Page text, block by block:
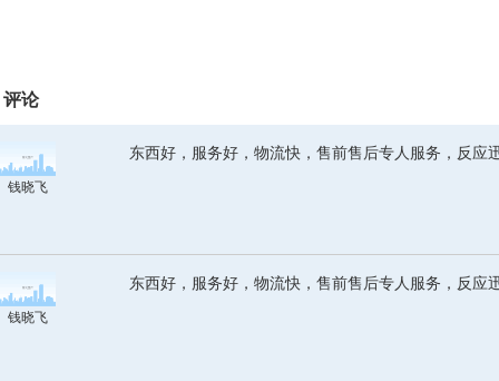
评论
钱晓飞
东西好，服务好，物流快，售前售后专人服务，反应
钱晓飞
东西好，服务好，物流快，售前售后专人服务，反应